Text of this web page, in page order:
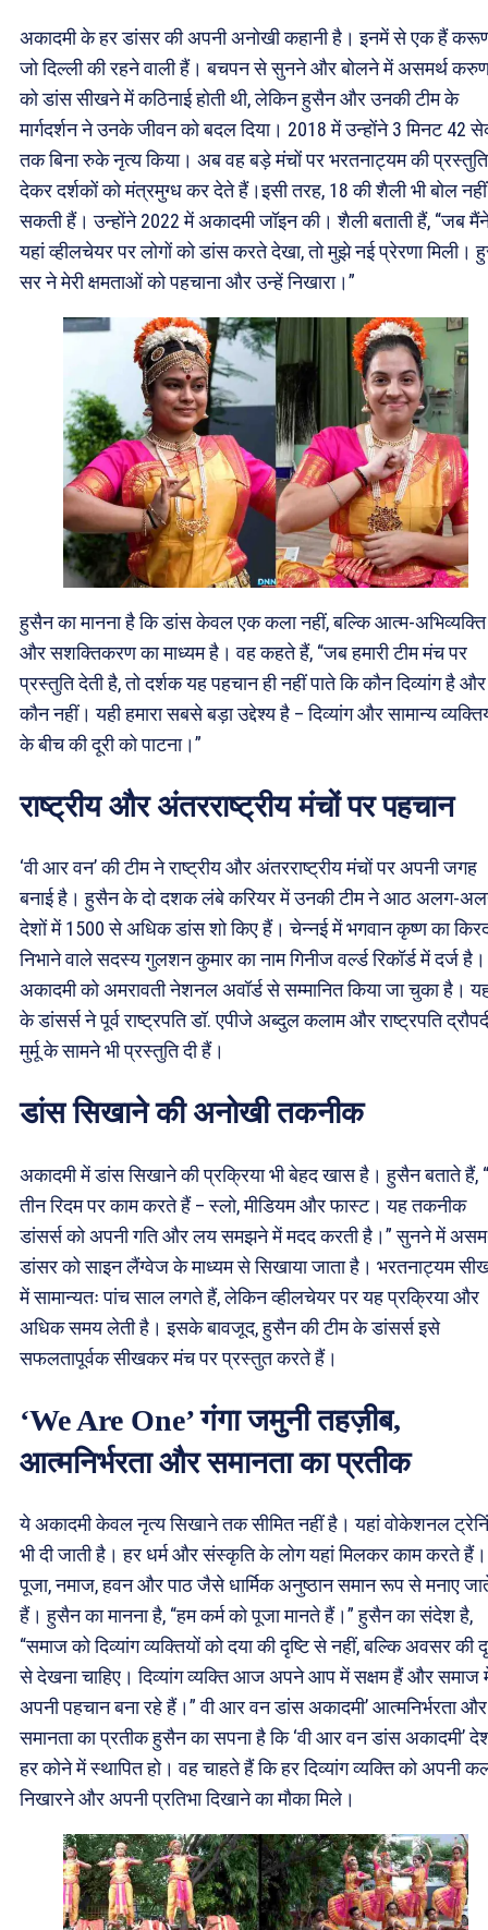
अकादमी के हर डांसर की अपनी अनोखी कहानी है। इनमें से एक हैं
जो दिल्ली की रहने वाली हैं। बचपन से सुनने और बोलने में असमर्थ
को डांस सीखने में कठिनाई होती थी, लेकिन हुसैन और उनकी टीम के
मार्गदर्शन ने उनके जीवन को बदल दिया। 2018 में उन्होंने 3 मिनट 42
तक बिना रुके नृत्य किया। अब वह बड़े मंचों पर भरतनाट्यम की प्रस्तुति
देकर दर्शकों को मंत्रमुग्ध कर देते हैं।इसी तरह, 18 की शैली भी बोल नहीं
सकती हैं। उन्होंने 2022 में अकादमी जॉइन की। शैली बताती हैं, “जब
यहां व्हीलचेयर पर लोगों को डांस करते देखा, तो मुझे नई प्रेरणा मिली।
सर ने मेरी क्षमताओं को पहचाना और उन्हें निखारा।”
हुसैन का मानना है कि डांस केवल एक कला नहीं, बल्कि आत्म-अभिव्यक्ति
और सशक्तिकरण का माध्यम है। वह कहते हैं, “जब हमारी टीम मंच पर
प्रस्तुति देती है, तो दर्शक यह पहचान ही नहीं पाते कि कौन दिव्यांग है और
कौन नहीं। यही हमारा सबसे बड़ा उद्देश्य है – दिव्यांग और सामान्य
के बीच की दूरी को पाटना।”
राष्ट्रीय और अंतरराष्ट्रीय मंचों पर पहचान
‘वी आर वन’ की टीम ने राष्ट्रीय और अंतरराष्ट्रीय मंचों पर अपनी जगह
बनाई है। हुसैन के दो दशक लंबे करियर में उनकी टीम ने आठ अलग-
देशों में 1500 से अधिक डांस शो किए हैं। चेन्नई में भगवान कृष्ण का
निभाने वाले सदस्य गुलशन कुमार का नाम गिनीज वर्ल्ड रिकॉर्ड में दर्ज है।
अकादमी को अमरावती नेशनल अवॉर्ड से सम्मानित किया जा चुका है।
के डांसर्स ने पूर्व राष्ट्रपति डॉ. एपीजे अब्दुल कलाम और राष्ट्रपति
मुर्मू के सामने भी प्रस्तुति दी हैं।
डांस सिखाने की अनोखी तकनीक
अकादमी में डांस सिखाने की प्रक्रिया भी बेहद खास है। हुसैन बताते हैं,
तीन रिदम पर काम करते हैं – स्लो, मीडियम और फास्ट। यह तकनीक
डांसर्स को अपनी गति और लय समझने में मदद करती है।” सुनने में
डांसर को साइन लैंग्वेज के माध्यम से सिखाया जाता है। भरतनाट्यम
में सामान्यतः पांच साल लगते हैं, लेकिन व्हीलचेयर पर यह प्रक्रिया और
अधिक समय लेती है। इसके बावजूद, हुसैन की टीम के डांसर्स इसे
सफलतापूर्वक सीखकर मंच पर प्रस्तुत करते हैं।
‘We Are One’ गंगा जमुनी तहज़ीब,
आत्मनिर्भरता और समानता का प्रतीक
ये अकादमी केवल नृत्य सिखाने तक सीमित नहीं है। यहां वोकेशनल
भी दी जाती है। हर धर्म और संस्कृति के लोग यहां मिलकर काम करते हैं।
पूजा, नमाज, हवन और पाठ जैसे धार्मिक अनुष्ठान समान रूप से मनाए
हैं। हुसैन का मानना है, “हम कर्म को पूजा मानते हैं।” हुसैन का संदेश है,
“समाज को दिव्यांग व्यक्तियों को दया की दृष्टि से नहीं, बल्कि अवसर की
से देखना चाहिए। दिव्यांग व्यक्ति आज अपने आप में सक्षम हैं और समाज
अपनी पहचान बना रहे हैं।” वी आर वन डांस अकादमी’ आत्मनिर्भरता और
समानता का प्रतीक हुसैन का सपना है कि ‘वी आर वन डांस अकादमी’
हर कोने में स्थापित हो। वह चाहते हैं कि हर दिव्यांग व्यक्ति को अपनी
निखारने और अपनी प्रतिभा दिखाने का मौका मिले।